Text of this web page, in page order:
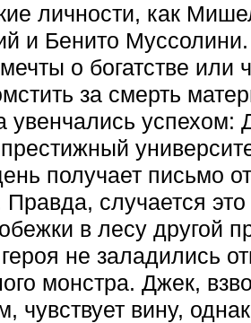
личности, как
и Бенито
о богатстве или
за смерть
увенчались успехом:
получает письмо
случается это
в лесу другой
не заладились
монстра. Джек,
чувствует вину,